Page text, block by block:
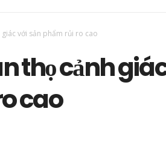
với sản phẩm rủi ro cao
thọ cảnh
cao